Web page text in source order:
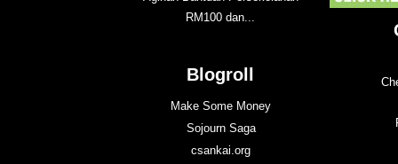
RM100 dan...
Blogroll
Make Some Money
Sojourn Saga
csankai.org